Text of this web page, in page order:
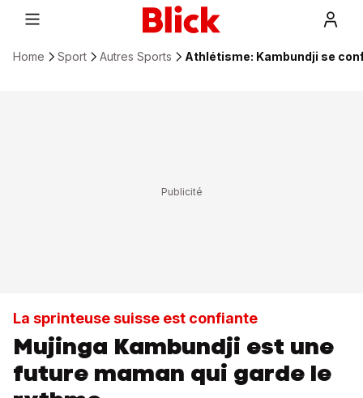
Home Sport Autres Sports Athlétisme: Kambundji se
La sprinteuse suisse est confiante
Mujinga Kambundji est une
future maman qui garde le